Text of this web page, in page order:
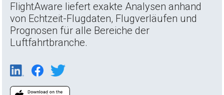
FlightAware liefert exakte Analysen anhand
von Echtzeit-Flugdaten, Flugverläufen und
Prognosen für alle Bereiche der
Luftfahrtbranche.